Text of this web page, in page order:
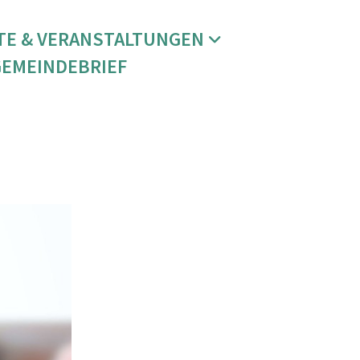
& VERANSTALTUNGEN